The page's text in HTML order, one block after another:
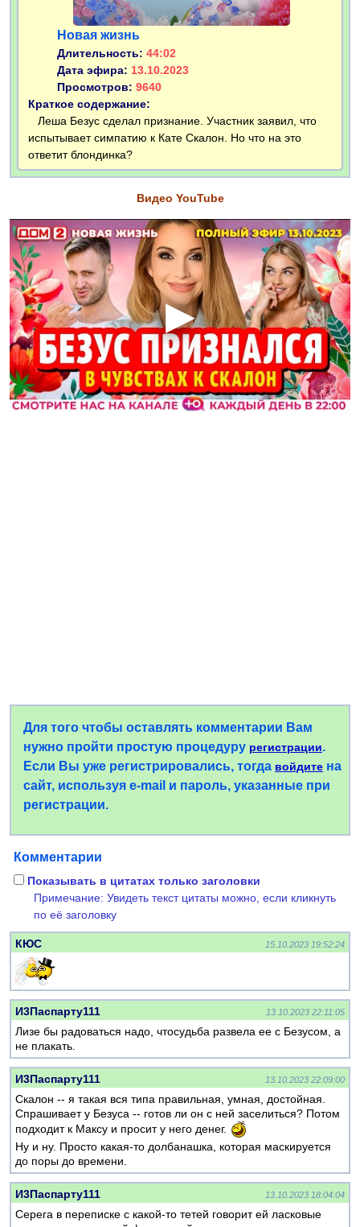
Новая жизнь
Длительность: 44:02
Дата эфира: 13.10.2023
Просмотров: 9640
Краткое содержание:
Леша Безус сделал признание. Участник заявил, что
испытывает симпатию к Кате Скалон. Но что на это
ответит блондинка?
Видео YouTube
Для того чтобы оставлять комментарии Вам
нужно пройти простую процедуру регистрации.
Если Вы уже регистрировались, тогда войдите на
сайт, используя e-mail и пароль, указанные при
регистрации.
Комментарии
Показывать в цитатах только заголовки
Примечание: Увидеть текст цитаты можно, если кликнуть
по её заголовку
КЮС 15.10.2023 19:52:24
И3Паспарту111 13.10.2023 22:11:05
Лизе бы радоваться надо, чтосудьба развела ее с Безусом, а
не плакать.
И3Паспарту111 13.10.2023 22:09:00
Скалон -- я такая вся типа правильная, умная, достойная.
Спрашивает у Безуса -- готов ли он с ней заселиться? Потом
подходит к Максу и просит у него денег.
Ну и ну. Просто какая-то долбанашка, которая маскируется
до поры до времени.
И3Паспарту111 13.10.2023 18:04:04
Серега в переписке с какой-то тетей говорит ей ласковые